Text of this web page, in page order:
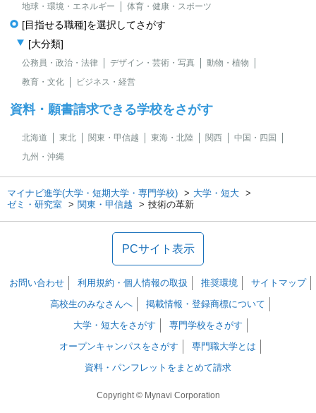
地球・環境・エネルギー
体育・健康・スポーツ
[目指せる職種]を選択してさがす
[大分類]
公務員・政治・法律 デザイン・芸術・写真
動物・植物
教育・文化
ビジネス・経営
資料・願書請求できる学校をさがす
北海道 東北 関東・甲信越 東海・北陸 関西
中国・四国
九州・沖縄
マイナビ進学(大学・短期大学・専門学校)
大学・短大
ゼミ・研究室
関東・甲信越 技術の革新
PCサイト表示
お問い合わせ 利用規約・個人情報の取扱 推奨環境
サイトマップ
高校生のみなさんへ
掲載情報・登録商標について
大学・短大をさがす
専門学校をさがす
オープンキャンパスをさがす
専門職大学とは
資料・パンフレットをまとめて請求
Copyright © Mynavi Corporation